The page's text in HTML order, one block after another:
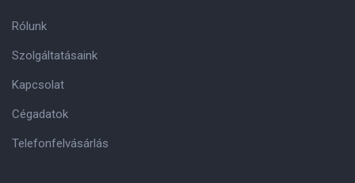
Rólunk
Szolgáltatásaink
Kapcsolat
Cégadatok
Telefonfelvásárlás